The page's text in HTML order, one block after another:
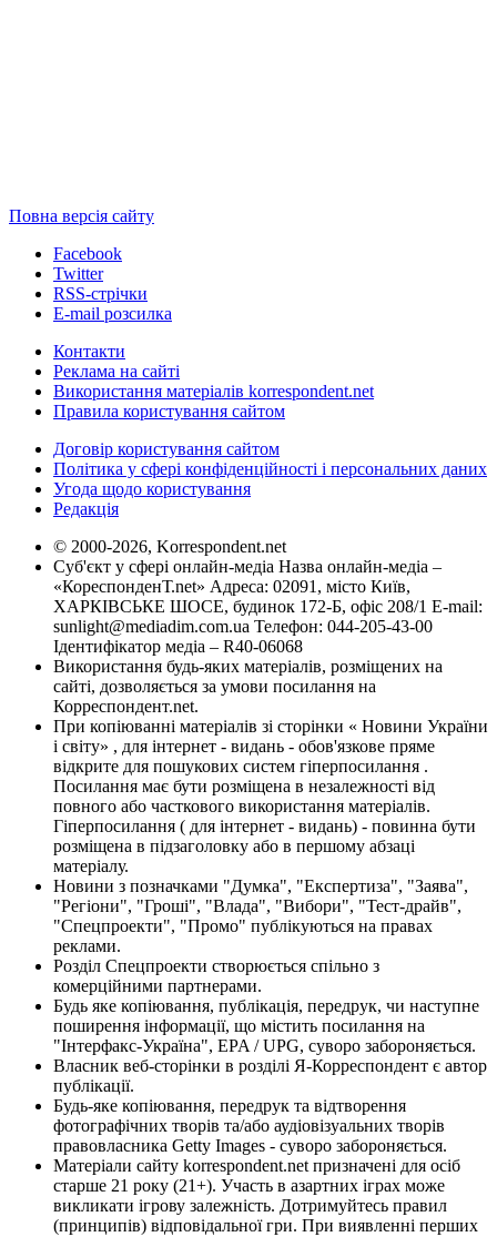
Повна версія сайту
Facebook
Twitter
RSS-стрічки
E-mail розсилка
Контакти
Реклама на сайті
Використання матеріалів korrespondent.net
Правила користування сайтом
Договір користування сайтом
Політика у сфері конфіденційності і персональних даних
Угода щодо користування
Редакція
© 2000-2026, Korrespondent.net
Суб'єкт у сфері онлайн-медіа Назва онлайн-медіа –
«КореспонденТ.net» Адреса: 02091, місто Київ,
ХАРКІВСЬКЕ ШОСЕ, будинок 172-Б, офіс 208/1 E-mail:
sunlight@mediadim.com.ua Телефон: 044-205-43-00
Ідентифікатор медіа – R40-06068
Використання будь-яких матеріалів, розміщених на
сайті, дозволяється за умови посилання на
Корреспондент.net.
При копіюванні матеріалів зі сторінки « Новини України
і світу» , для інтернет - видань - обов'язкове пряме
відкрите для пошукових систем гіперпосилання .
Посилання має бути розміщена в незалежності від
повного або часткового використання матеріалів.
Гіперпосилання ( для інтернет - видань) - повинна бути
розміщена в підзаголовку або в першому абзаці
матеріалу.
Новини з позначками "Думка", "Експертиза", "Заява",
"Регіони", "Гроші", "Влада", "Вибори", "Тест-драйв",
"Спецпроекти", "Промо" публікуються на правах
реклами.
Розділ Спецпроекти створюється спільно з
комерційними партнерами.
Будь яке копіювання, публікація, передрук, чи наступне
поширення інформації, що містить посилання на
"Інтерфакс-Україна", EPA / UPG, суворо забороняється.
Власник веб-сторінки в розділі Я-Корреспондент є автор
публікації.
Будь-яке копіювання, передрук та відтворення
фотографічних творів та/або аудіовізуальних творів
правовласника Getty Images - суворо забороняється.
Матеріали сайту korrespondent.net призначені для осіб
старше 21 року (21+). Участь в азартних іграх може
викликати ігрову залежність. Дотримуйтесь правил
(принципів) відповідальної гри. При виявленні перших